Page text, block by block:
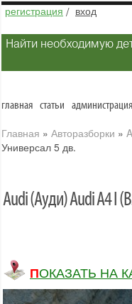
регистрация / вход
Найти необходимую
главная статьи администрация
Главная » Авторазборки »
Универсал 5 дв.
Audi (Ауди) Audi A4 I
ПОКАЗАТЬ НА